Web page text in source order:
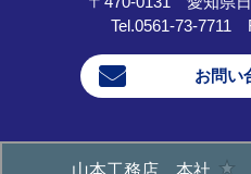
Tel.0561-73-7711
お問い